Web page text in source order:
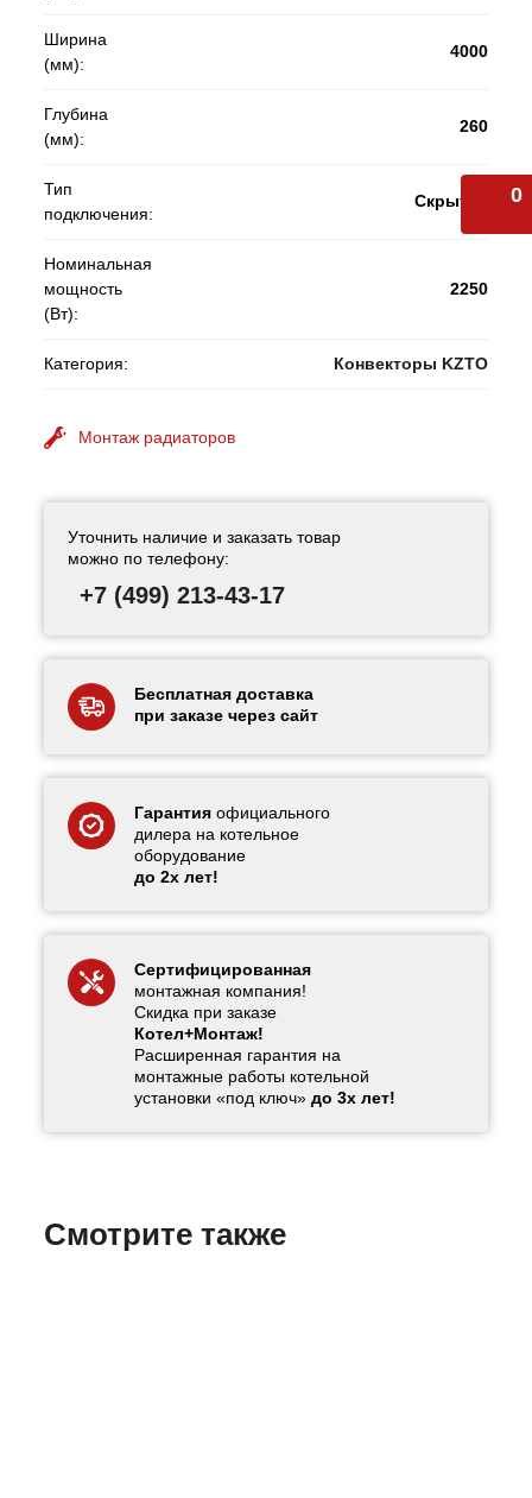
Ширина
(мм):
4000
Глубина
(мм):
260
Тип
подключения:
Скрытое
Номинальная
мощность
(Вт):
2250
Категория: Конвекторы KZTO
Монтаж радиаторов
Уточнить наличие и заказать товар
можно по телефону:
+7 (499) 213-43-17
Бесплатная доставка
при заказе через сайт
Гарантия официального
дилера на котельное
оборудование
до 2х лет!
Сертифицированная
монтажная компания!
Скидка при заказе
Котел+Монтаж!
Расширенная гарантия на
монтажные работы котельной
установки «под ключ» до 3х лет!
Смотрите также
0